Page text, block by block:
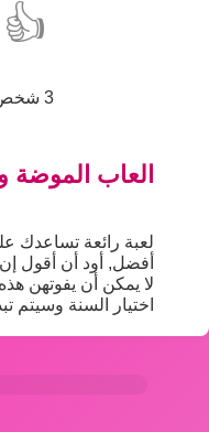
👍
3 شخص أعجبهم هذه اللعبة، انضم إليهم!
العاب الموضة
لعبة رائعة تساعدك
أفضل, أود أن أقول
لا يمكن أن يفوتهن
اختيار السنة وسيتم